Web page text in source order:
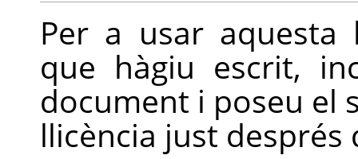
Per a usar aquesta
que hàgiu escrit,
document i poseu el
llicència just